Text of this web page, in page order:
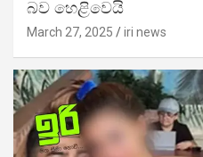
බව හෙළිවෙයි
March 27, 2025 iri news